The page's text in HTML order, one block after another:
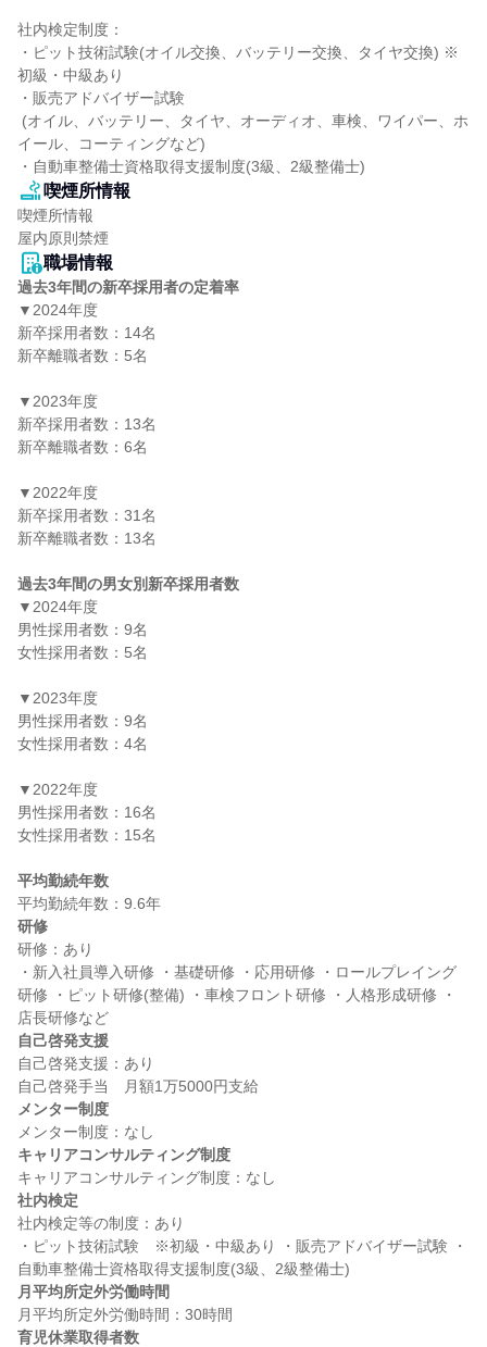
社内検定制度：
・ピット技術試験(オイル交換、バッテリー交換、タイヤ交換) ※
初級・中級あり
・販売アドバイザー試験
イール、コーティングなど)
・自動車整備士資格取得支援制度(3級、2級整備士)
喫煙所情報
喫煙所情報
屋内原則禁煙
職場情報
過去3年間の新卒採用者の定着率
▼2024年度
新卒採用者数：14名
新卒離職者数：5名
▼2023年度
新卒採用者数：13名
新卒離職者数：6名
▼2022年度
新卒採用者数：31名
新卒離職者数：13名
過去3年間の男女別新卒採用者数
▼2024年度
男性採用者数：9名
女性採用者数：5名
▼2023年度
男性採用者数：9名
女性採用者数：4名
▼2022年度
男性採用者数：16名
女性採用者数：15名
平均勤続年数
研修
研修：あり
・新入社員導入研修 ・基礎研修 ・応用研修 ・ロールプレイング
研修 ・ピット研修(整備) ・車検フロント研修 ・人格形成研修 ・
自己啓発支援
自己啓発支援：あり
メンター制度
キャリアコンサルティング制度
社内検定
社内検定等の制度：あり
・ピット技術試験　※初級・中級あり ・販売アドバイザー試験 ・
月平均所定外労働時間
育児休業取得者数